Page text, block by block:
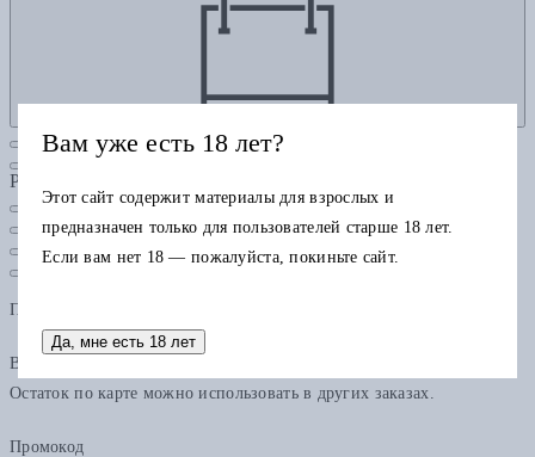
Рубрики
Подарочная карта
В одном заказе можно применить только одну подарочную карту.
Остаток по карте можно использовать в других заказах.
Промокод
Вам уже есть 18 лет?
Этот сайт содержит материалы для взрослых и
предназначен только для пользователей старше 18 лет.
Если вам нет 18 — пожалуйста, покиньте сайт.
Да, мне есть 18 лет